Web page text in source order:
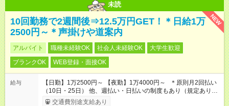
未読
NEW
10回勤務で2週間後⇒12.5万円GET！＊日給1万
2500円～＊声掛けや道案内
アルバイト 職種未経験OK 社会人未経験OK
大学生歓迎
ブランクOK
WEB登録・面接OK
給与
【日勤】1万2500円～ 【夜勤】1万4000円～ ＊原則月2回払い
（10日・25日） 他、週払い・日払いの制度もあり（規定あり）
＃日収1万円以上
交通費別途支給あり